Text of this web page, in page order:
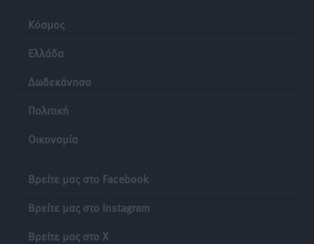
Κόσμος
Ελλάδα
Δωδεκάνησα
Πολιτική
Οικονομία
Βρείτε μας στο Facebook
Βρείτε μας στο Instagram
Βρείτε μας στο X